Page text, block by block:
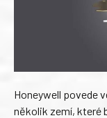
Honeywell povede
několik zemí, které